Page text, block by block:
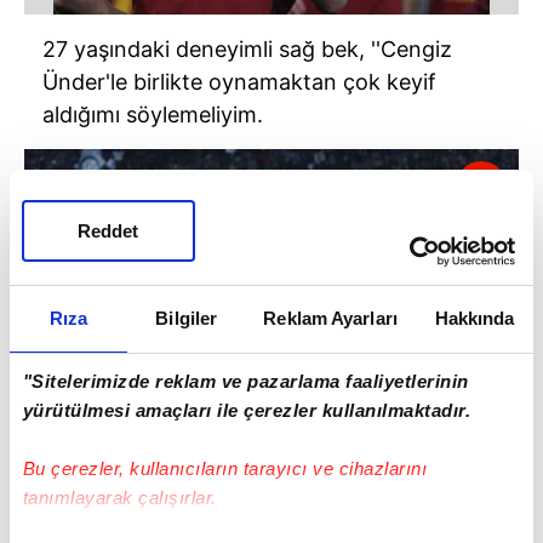
Rıza Bilgiler Reklam Ayarları Hakkında
"Sitelerimizde reklam ve pazarlama faaliyetlerinin
yürütülmesi amaçları ile çerezler kullanılmaktadır.
Bu çerezler, kullanıcıların tarayıcı ve cihazlarını
tanımlayarak çalışırlar.
Reddet
27 yaşındaki deneyimli sağ bek, ''Cengiz
Ünder'le birlikte oynamaktan çok keyif
aldığımı söylemeliyim.